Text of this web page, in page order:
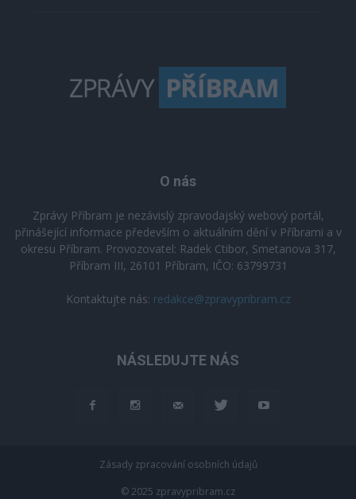
O nás
Zprávy Příbram je nezávislý zpravodajský webový portál,
přinášející informace především o aktuálním dění v Příbrami a v
okresu Příbram. Provozovatel: Radek Ctibor, Smetanova 317,
Příbram III, 26101 Příbram, IČO: 63799731
Kontaktujte nás: redakce@zpravypribram.cz
NÁSLEDUJTE NÁS
Zásady zpracování osobních údajů
© 2025 zpravypribram.cz